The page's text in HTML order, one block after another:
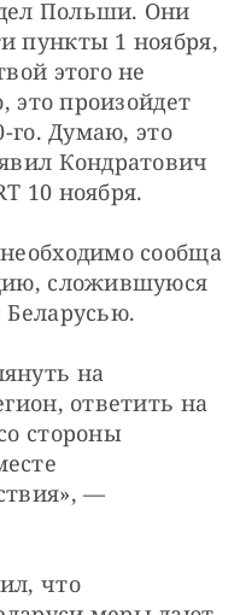
Польши. Они
пункты 1 ноября,
этого не
это произойдет
го. Думаю, это
Кондратович
10 ноября.
сообща
сложившуюся
Беларусью.
на
ответить на
стороны
—
что